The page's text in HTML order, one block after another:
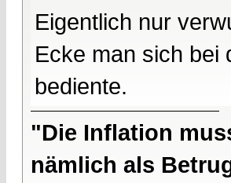
Eigentlich nur
Ecke man sich bei
bediente.
"Die Inflation
nämlich als